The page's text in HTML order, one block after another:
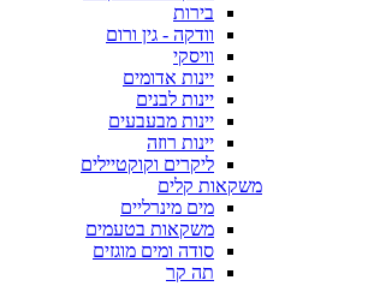
בירות
וודקה - גין ורום
וויסקי
יינות אדומים
יינות לבנים
יינות מבעבעים
יינות רוזה
ליקרים וקוקטיילים
משקאות קלים
מים מינרליים
משקאות בטעמים
סודה ומים מוגזים
תה קר